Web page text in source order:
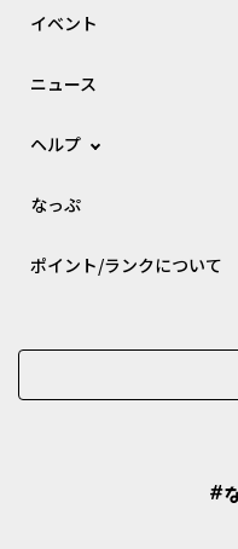
イベント
ニュース
ヘルプ
なっぷ
ポイント/ランクについて